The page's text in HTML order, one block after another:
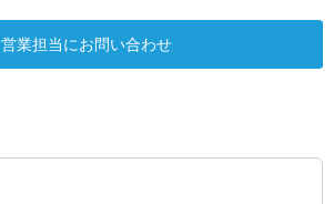
営業担当にお問い合わせ